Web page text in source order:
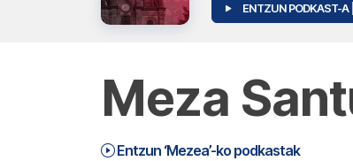
ENTZUN PODKAST-A
Meza
Entzun ‘Mezea’-ko podkastak
33:42 Mezea (23-10-05) | Mezea